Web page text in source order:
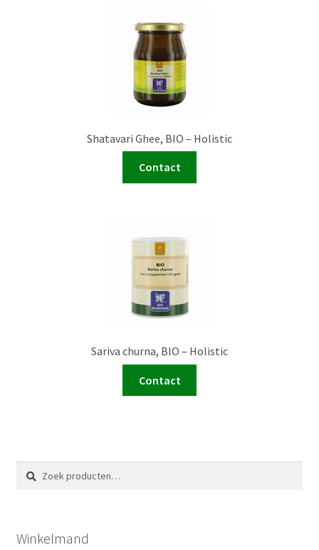
Shatavari Ghee, BIO – Holistic
Contact
Sariva churna, BIO – Holistic
Contact
Zoeken
naar:
Zoeken
Winkelmand